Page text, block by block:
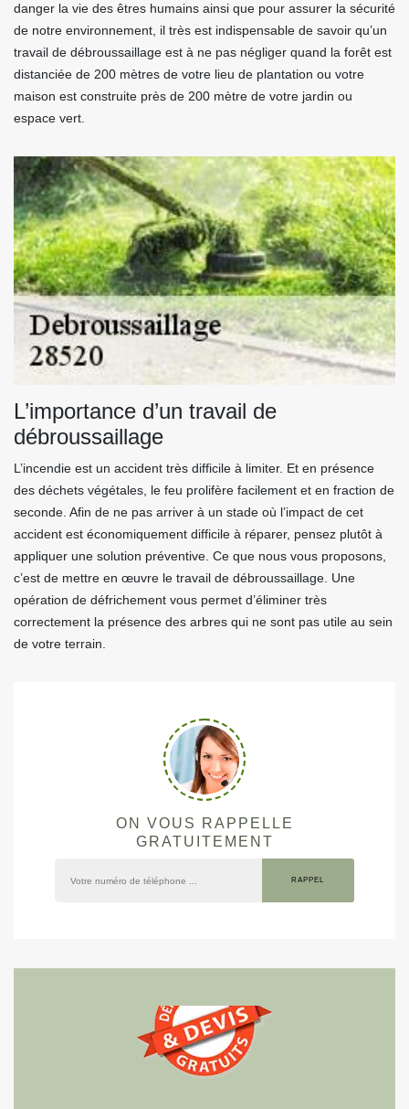
danger la vie des êtres humains ainsi que pour assurer la sécurité
de notre environnement, il très est indispensable de savoir qu’un
travail de débroussaillage est à ne pas négliger quand la forêt est
distanciée de 200 mètres de votre lieu de plantation ou votre
maison est construite près de 200 mètre de votre jardin ou
espace vert.
L’importance d’un travail de
débroussaillage
L’incendie est un accident très difficile à limiter. Et en présence
des déchets végétales, le feu prolifère facilement et en fraction de
seconde. Afin de ne pas arriver à un stade où l’impact de cet
accident est économiquement difficile à réparer, pensez plutôt à
appliquer une solution préventive. Ce que nous vous proposons,
c’est de mettre en œuvre le travail de débroussaillage. Une
opération de défrichement vous permet d’éliminer très
correctement la présence des arbres qui ne sont pas utile au sein
de votre terrain.
ON VOUS RAPPELLE
GRATUITEMENT